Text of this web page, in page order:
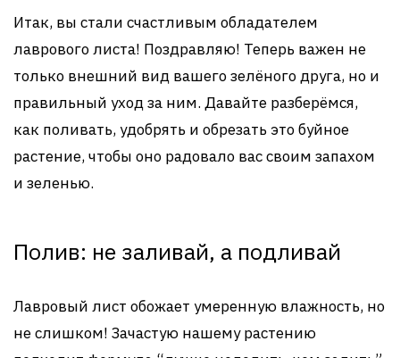
Итак, вы стали счастливым обладателем
лаврового листа! Поздравляю! Теперь важен не
только внешний вид вашего зелёного друга, но и
правильный уход за ним. Давайте разберёмся,
как поливать, удобрять и обрезать это буйное
растение, чтобы оно радовало вас своим запахом
и зеленью.
Полив: не заливай, а подливай
Лавровый лист обожает умеренную влажность, но
не слишком! Зачастую нашему растению